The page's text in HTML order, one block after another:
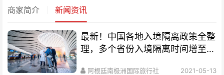
商家简介 新闻资讯
最新！中国各地入境隔离政策全整
理，多个省份入境隔离时间增至
阿根廷南极洲国际旅行社 2021-05-13